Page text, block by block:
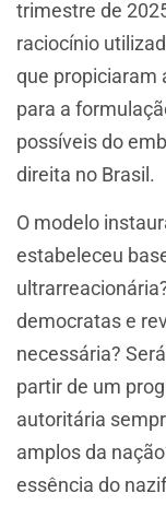
trimestre de
raciocínio
que propiciaram
para a
possíveis do
direita no Brasil.
O modelo
estabeleceu
democratas e
necessária?
partir de um
autoritária
amplos da
essência do